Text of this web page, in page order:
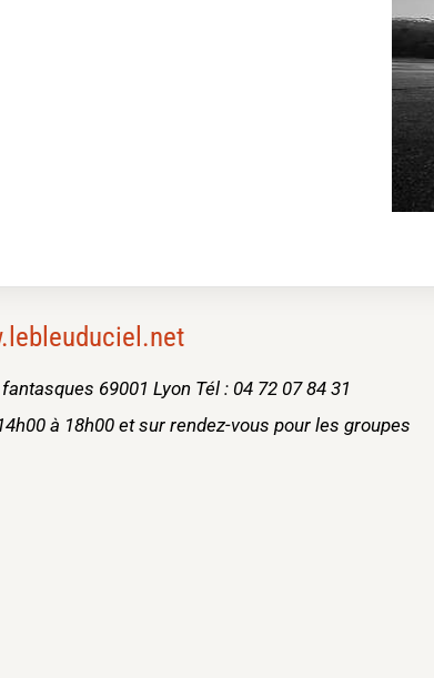
69001 Lyon Tél : 04 72 07 84 31
à 18h00 et sur rendez-vous pour les groupes